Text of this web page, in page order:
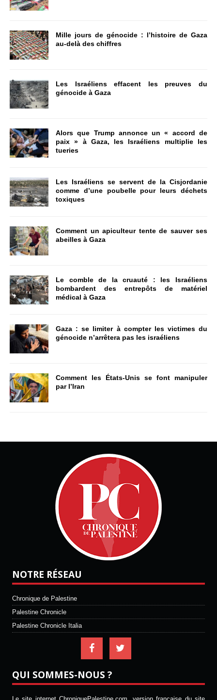
Mille jours de génocide : l’histoire de Gaza
au-delà des chiffres
Les Israéliens effacent les preuves du
génocide à Gaza
Alors que Trump annonce un « accord de
paix » à Gaza, les Israéliens multiplie les
tueries
Les Israéliens se servent de la Cisjordanie
comme d’une poubelle pour leurs déchets
toxiques
Comment un apiculteur tente de sauver ses
abeilles à Gaza
Le comble de la cruauté : les Israéliens
bombardent des entrepôts de matériel
médical à Gaza
Gaza : se limiter à compter les victimes du
génocide n’arrêtera pas les israéliens
Comment les États-Unis se font manipuler
par l’Iran
NOTRE RÉSEAU
Chronique de Palestine
Palestine Chronicle
Palestine Chronicle Italia
QUI SOMMES-NOUS ?